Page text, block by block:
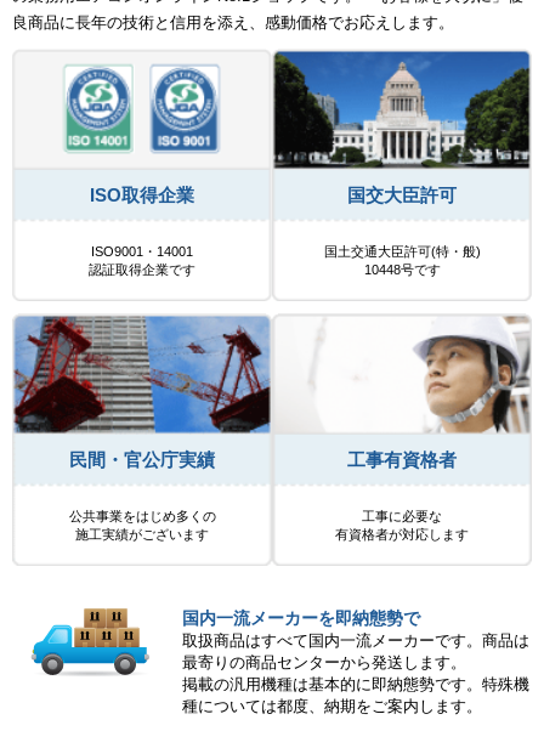
良商品に長年の技術と信用を添え、感動価格でお応えします。
ISO取得企業
ISO9001・14001
認証取得企業です
国交大臣許可
国土交通大臣許可(特・般)
10448号です
民間・官公庁実績
公共事業をはじめ多くの
施工実績がございます
工事有資格者
工事に必要な
有資格者が対応します
国内一流メーカーを即納態勢で
取扱商品はすべて国内一流メーカーです。商品は
最寄りの商品センターから発送します。
掲載の汎用機種は基本的に即納態勢です。特殊機
種については都度、納期をご案内します。